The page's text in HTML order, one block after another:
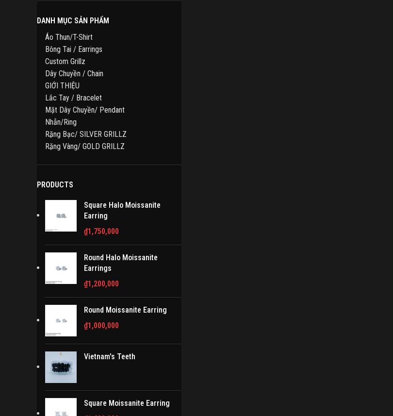
DANH MỤC SẢN PHẨM
Áo Thun/T-Shirt
Bông Tai / Earrings
Custom Grillz
Dây Chuyền / Chain
GIỚI THIỆU
Lắc Tay / Bracelet
Mặt Dây Chuyền/ Pendant
Nhẫn/Ring
Răng Bạc/ SILVER GRILLZ
Răng Vàng/ GOLD GRILLZ
PRODUCTS
Square Halo Moissanite
Earring
₫1,750,000
Round Halo Moissanite
Earrings
₫1,200,000
Round Moissanite Earring
₫1,000,000
Vietnam's Teeth
Square Moissanite Earring